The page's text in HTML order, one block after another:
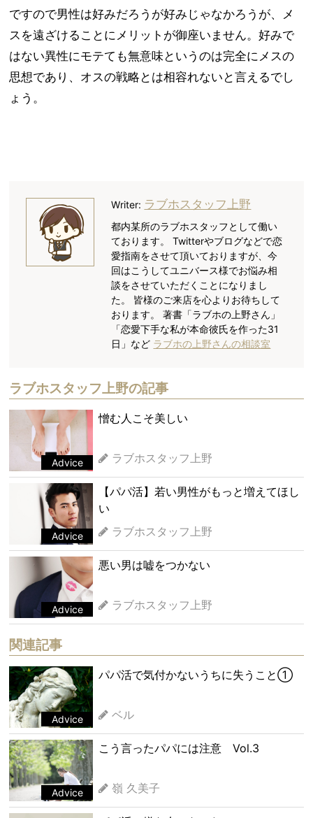
ですので男性は好みだろうが好みじゃなかろうが、メ
スを遠ざけることにメリットが御座いません。好みで
はない異性にモテても無意味というのは完全にメスの
思想であり、オスの戦略とは相容れないと言えるでし
ょう。
Writer: ラブホスタッフ上野
都内某所のラブホスタッフとして働い
ております。 Twitterやブログなどで恋
愛指南をさせて頂いておりますが、今
回はこうしてユニバース様でお悩み相
談をさせていただくことになりまし
た。 皆様のご来店を心よりお待ちして
おります。 著書「ラブホの上野さん」
「恋愛下手な私が本命彼氏を作った31
日」など ラブホの上野さんの相談室
ラブホスタッフ上野の記事
Advice
憎む人こそ美しい
ラブホスタッフ上野
Advice
【パパ活】若い男性がもっと増えてほし
い
ラブホスタッフ上野
Advice
悪い男は嘘をつかない
ラブホスタッフ上野
関連記事
Advice
パパ活で気付かないうちに失うこと①
ベル
Advice
こう言ったパパには注意 Vol.3
嶺 久美子